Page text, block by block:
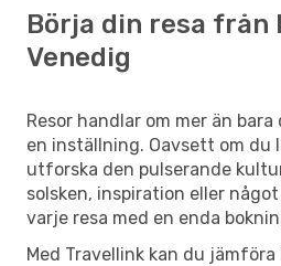
Börja din resa från
Venedig
Resor handlar om mer än
en inställning. Oavsett om du
utforska den pulserande
solsken, inspiration eller
varje resa med en enda
Med Travellink kan du